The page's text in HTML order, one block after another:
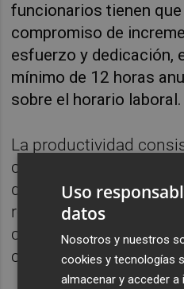
funcionarios tienen
compromiso de
esfuerzo y dedicación,
mínimo de 12 horas
sobre el horario laboral.
La productividad
componente fijo y otro
distribuirán conforme
resultados en dos
correspondientes al
conjunto del año.
Uso
datos
Nosotros y nuestros
cookies y tecnologías
almacenar y acceder